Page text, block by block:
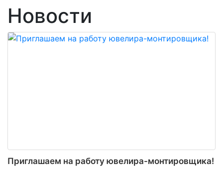
Новости
Приглашаем на работу ювелира-монтировщика!